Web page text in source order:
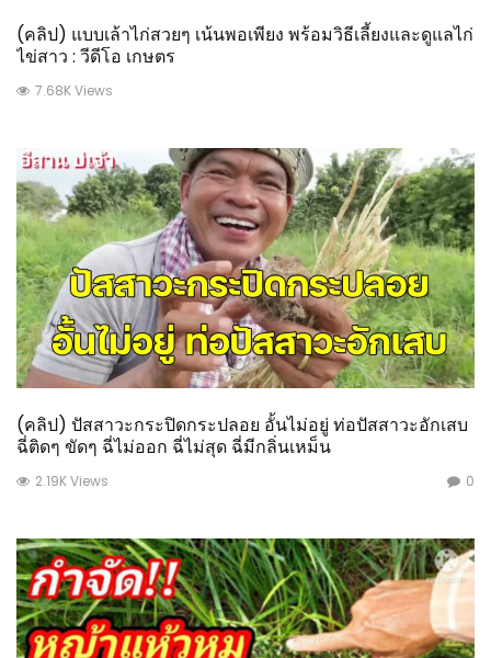
(คลิป) แบบเล้าไก่สวยๆ เน้นพอเพียง พร้อมวิธีเลี้ยงและดูแลไก่
ไข่สาว : วีดีโอ เกษตร
7.68K Views
(คลิป) ปัสสาวะกระปิดกระปลอย อั้นไม่อยู่ ท่อปัสสาวะอักเสบ
ฉี่ติดๆ ขัดๆ ฉี่ไม่ออก ฉี่ไม่สุด ฉี่มีกลิ่นเหม็น
2.19K Views 0